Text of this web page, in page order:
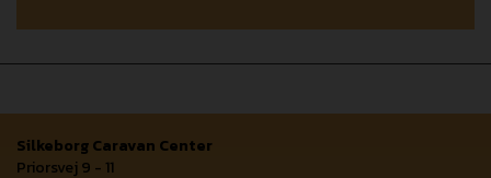
Silkeborg Caravan Center
Priorsvej 9 - 11